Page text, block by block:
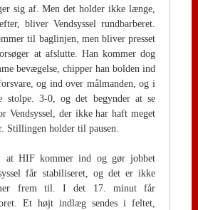
sig af. Men det holder ikke længe,
bliver Vendsyssel rundbarberet.
til baglinjen, men bliver presset
at afslutte. Han kommer dog
bevægelse, chipper han bolden ind
og ind over målmanden, og i
stolpe. 3-0, og det begynder at se
Vendsyssel, der ikke har haft meget
Stillingen holder til pausen.
at HIF kommer ind og gør jobbet
får stabiliseret, og det er ikke
frem til. I det 17. minut får
Et højt indlæg sendes i feltet,